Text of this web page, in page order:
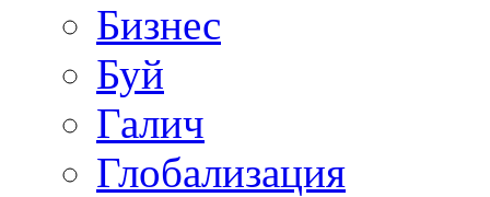
Бизнес
Буй
Галич
Глобализация